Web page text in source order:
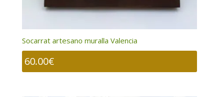
Socarrat artesano muralla Valencia
60.00€